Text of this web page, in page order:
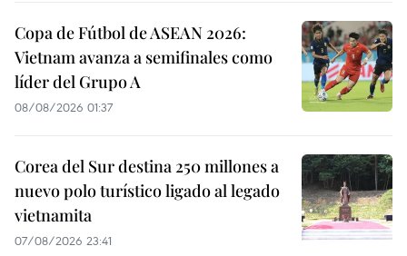
Copa de Fútbol de ASEAN 2026:
Vietnam avanza a semifinales como
líder del Grupo A
08/08/2026 01:37
Corea del Sur destina 250 millones a
nuevo polo turístico ligado al legado
vietnamita
07/08/2026 23:41